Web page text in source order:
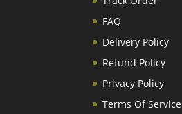
FAQ
Delivery Policy
Refund Policy
Privacy Policy
Terms Of Service